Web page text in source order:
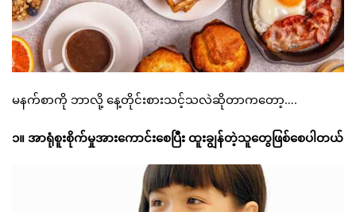
မနက်စာကို ဘာလို့ နေ့တိုင်းစားသင့်သလဲဆိုတာကတော့….
၁။ အာရုံစူးစိုက်မှုအားကောင်းစေပြီး ထူးချွန်တဲ့သူတွေဖြစ်စေပါတယ်